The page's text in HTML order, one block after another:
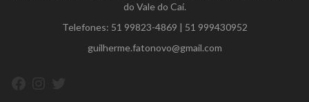
do Vale do Caí.
Telefones: 51 99823-4869 | 51 999430952
guilherme.fatonovo@gmail.com